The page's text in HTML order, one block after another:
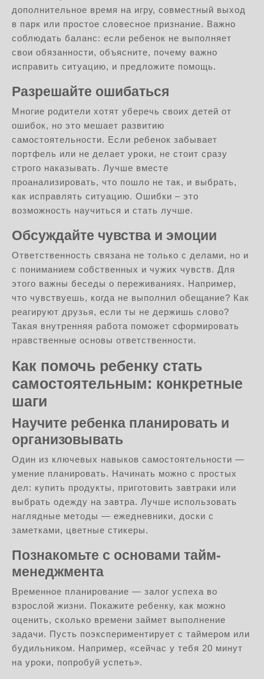
дополнительное время на игру, совместный выход
в парк или простое словесное признание. Важно
соблюдать баланс: если ребенок не выполняет
свои обязанности, объясните, почему важно
исправить ситуацию, и предложите помощь.
Разрешайте ошибаться
Многие родители хотят уберечь своих детей от
ошибок, но это мешает развитию
самостоятельности. Если ребенок забывает
портфель или не делает уроки, не стоит сразу
строго наказывать. Лучше вместе
проанализировать, что пошло не так, и выбрать,
как исправлять ситуацию. Ошибки – это
возможность научиться и стать лучше.
Обсуждайте чувства и эмоции
Ответственность связана не только с делами, но и
с пониманием собственных и чужих чувств. Для
этого важны беседы о переживаниях. Например,
что чувствуешь, когда не выполнил обещание? Как
реагируют друзья, если ты не держишь слово?
Такая внутренняя работа поможет сформировать
нравственные основы ответственности.
Как помочь ребенку стать
самостоятельным: конкретные
шаги
Научите ребенка планировать и
организовывать
Один из ключевых навыков самостоятельности —
умение планировать. Начинать можно с простых
дел: купить продукты, приготовить завтраки или
выбрать одежду на завтра. Лучше использовать
наглядные методы — ежедневники, доски с
заметками, цветные стикеры.
Познакомьте с основами тайм-
менеджмента
Временное планирование — залог успеха во
взрослой жизни. Покажите ребенку, как можно
оценить, сколько времени займет выполнение
задачи. Пусть поэкспериментирует с таймером или
будильником. Например, «сейчас у тебя 20 минут
на уроки, попробуй успеть».